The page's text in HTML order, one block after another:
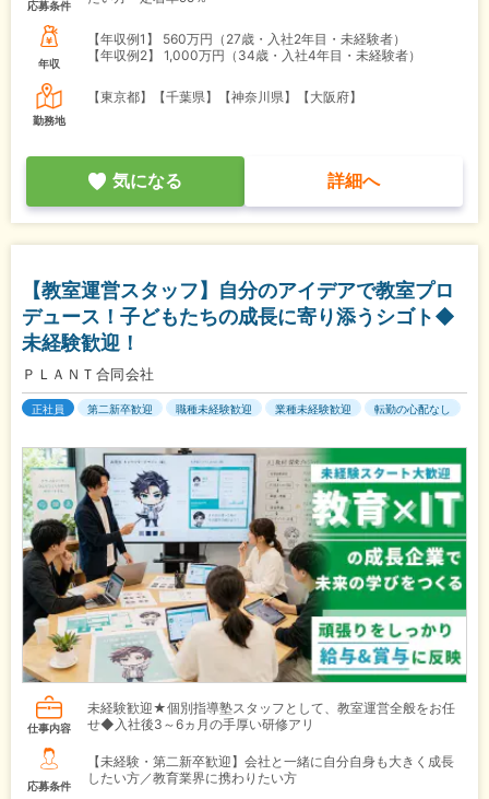
応募条件
年収
【年収例1】
560万円（27歳・入社2年目・未経験者）
【年収例2】
1,000万円（34歳・入社4年目・未経験者）
勤務地
【東京都】【千葉県】【神奈川県】【大阪府】
気になる 詳細へ
【教室運営スタッフ】自分のアイデアで教室プロ
デュース！子どもたちの成長に寄り添うシゴト◆
未経験歓迎！
ＰＬＡＮＴ合同会社
正社員 第二新卒歓迎 職種未経験歓迎 業種未経験歓迎 転勤の心配なし
仕事内容
未経験歓迎★個別指導塾スタッフとして、教室運営全般をお任
せ◆入社後3～6ヵ月の手厚い研修アリ
応募条件
【未経験・第二新卒歓迎】会社と一緒に自分自身も大きく成長
したい方／教育業界に携わりたい方